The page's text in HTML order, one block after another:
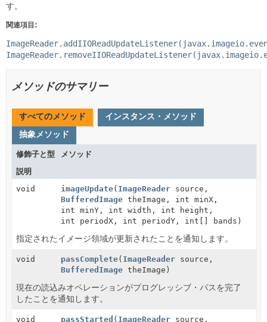
ヘルプ
す。
関連項目:
メソッドのサマリー
すべてのメソッド
インスタンス・メソッド
抽象メソッド
修飾子と型
メソッド
説明
void
imageUpdate( ImageReader source,
BufferedImage theImage, int minX,
int minY, int width, int height,
int periodX, int periodY, int[] bands)
指定されたイメージ領域が更新されたことを通知します。
void passComplete( ImageReader source,
BufferedImage theImage)
現在の読込みオペレーションがプログレッシブ・パスを完了
したことを通知します。
void passStarted ( ImageReader source,